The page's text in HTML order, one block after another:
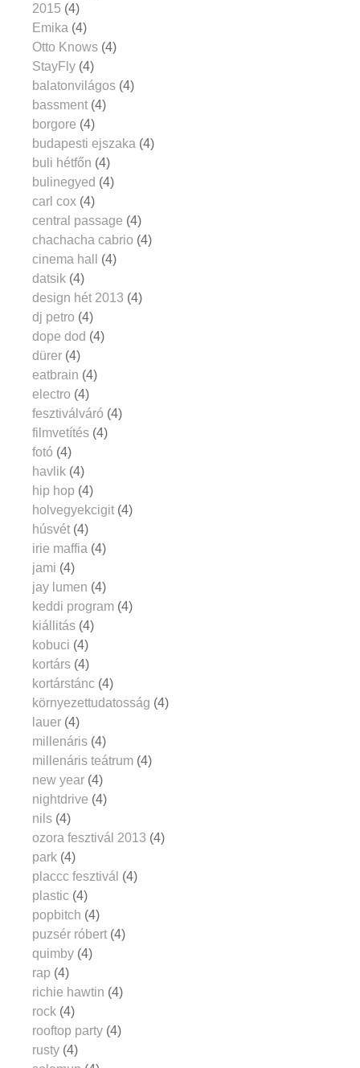
2015 (4)
Emika (4)
Otto Knows (4)
StayFly (4)
balatonvilágos (4)
bassment (4)
borgore (4)
budapesti ejszaka (4)
buli hétfőn (4)
bulinegyed (4)
carl cox (4)
central passage (4)
chachacha cabrio (4)
cinema hall
(4)
datsik (4)
design hét 2013 (4)
dj petro (4)
dope dod (4)
dürer (4)
eatbrain (4)
electro (4)
fesztiválváró (4)
filmvetítés (4)
fotó (4)
havlik (4)
hip hop (4)
holvegyekcigit (4)
húsvét (4)
irie maffia (4)
jami (4)
jay lumen (4)
keddi program (4)
kiállitás (4)
kobuci (4)
kortárs (4)
kortárstánc (4)
környezettudatosság (4)
lauer (4)
millenáris (4)
millenáris teátrum (4)
new year (4)
nightdrive (4)
nils (4)
ozora fesztivál 2013 (4)
park (4)
placcc fesztivál (4)
plastic (4)
popbitch (4)
puzsér róbert (4)
quimby (4)
rap (4)
richie hawtin (4)
rock (4)
rooftop party (4)
rusty (4)